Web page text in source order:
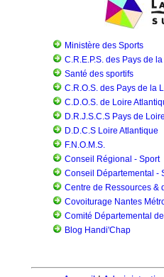
Ministère des Sports
C.R.E.P.S. des Pays de
Santé des sportifs
C.R.O.S. des Pays de la
C.D.O.S. de Loire
D.R.J.S.C.S Pays de Loire
D.D.C.S Loire Atlantique
F.N.O.M.S.
Conseil Régional - Sport
Conseil Départemental -
Centre de Ressources &
Covoiturage Nantes
Comité Départemental
Blog Handi'Chap